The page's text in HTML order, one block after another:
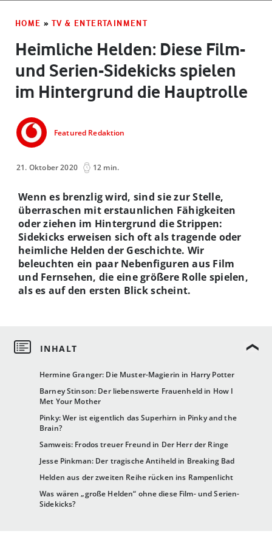
HOME » TV & ENTERTAINMENT
Heimliche Helden: Diese Film-
und Serien-Sidekicks spielen
im Hintergrund die Hauptrolle
Featured Redaktion
21. Oktober 2020 12 min.
Hermine Granger: Die Muster-Magierin in Harry Potter
Barney Stinson: Der liebenswerte Frauenheld in How I
Met Your Mother
Pinky: Wer ist eigentlich das Superhirn in Pinky and the
Brain?
Samweis: Frodos treuer Freund in Der Herr der Ringe
Jesse Pinkman: Der tragische Antiheld in Breaking Bad
Helden aus der zweiten Reihe rücken ins Rampenlicht
Was wären „große Helden“ ohne diese Film- und Serien-
Sidekicks?
Wenn es brenzlig wird, sind sie zur Stelle,
überraschen mit erstaunlichen Fähigkeiten
oder ziehen im Hintergrund die Strippen:
Sidekicks erweisen sich oft als tragende oder
heimliche Helden der Geschichte. Wir
beleuchten ein paar Nebenfiguren aus Film
und Fernsehen, die eine größere Rolle spielen,
als es auf den ersten Blick scheint.